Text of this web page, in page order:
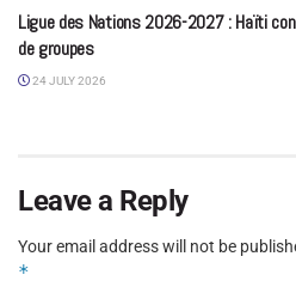
Ligue des Nations 2026-2027 : Haïti
de groupes
24 JULY 2026
Leave a Reply
Your email address will not be
*